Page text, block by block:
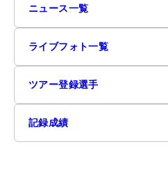
ニュース一覧
ライブフォト一覧
ツアー登録選手
記録成績